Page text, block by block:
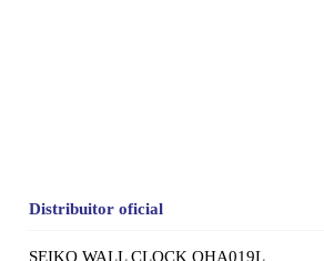
Distribuitor oficial
SEIKO WALL CLOCK QHA019L